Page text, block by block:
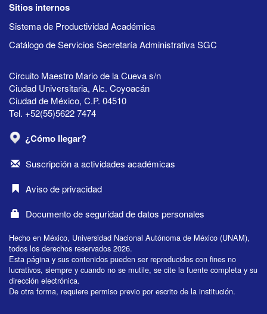
Sitios internos
Sistema de Productividad Académica
Catálogo de Servicios Secretaría Administrativa SGC
Circuito Maestro Mario de la Cueva s/n
Ciudad Universitaria, Alc. Coyoacán
Ciudad de México, C.P. 04510
Tel. +52(55)5622 7474
¿Cómo llegar?
Suscripción a actividades académicas
Aviso de privacidad
Documento de seguridad de datos personales
Hecho en México, Universidad Nacional Autónoma de México (UNAM),
todos los derechos reservados 2026.
Esta página y sus contenidos pueden ser reproducidos con fines no
lucrativos, siempre y cuando no se mutile, se cite la fuente completa y su
dirección electrónica.
De otra forma, requiere permiso previo por escrito de la institución.